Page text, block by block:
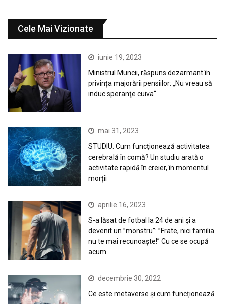
Cele Mai Vizionate
iunie 19, 2023
Ministrul Muncii, răspuns dezarmant în
privința majorării pensiilor: „Nu vreau să
induc speranţe cuiva“
mai 31, 2023
STUDIU. Cum funcționează activitatea
cerebrală în comă? Un studiu arată o
activitate rapidă în creier, în momentul
morții
aprilie 16, 2023
S-a lăsat de fotbal la 24 de ani și a
devenit un ”monstru”: ”Frate, nici familia
nu te mai recunoaște!” Cu ce se ocupă
acum
decembrie 30, 2022
Ce este metaverse și cum funcționează